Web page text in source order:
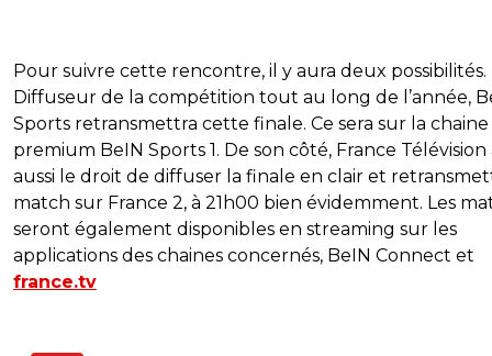
Pour suivre cette rencontre, il y aura deux possibilités.
Diffuseur de la compétition tout au long de l’année,
Sports retransmettra cette finale. Ce sera sur la chaine
premium BeIN Sports 1. De son côté, France Télévision
aussi le droit de diffuser la finale en clair et
match sur France 2, à 21h00 bien évidemment. Les
seront également disponibles en streaming sur les
applications des chaines concernés, BeIN Connect et
france.tv